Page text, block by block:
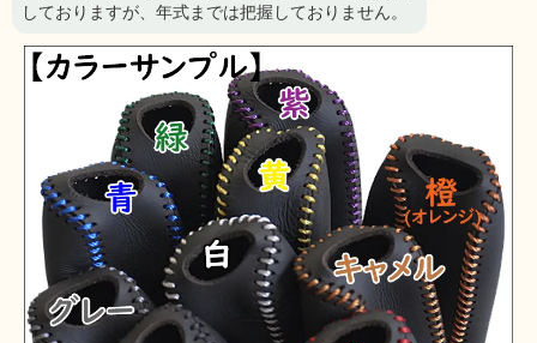
しておりますが、年式までは把握しておりません。